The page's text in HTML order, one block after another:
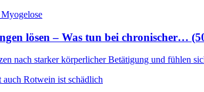
lösen – Was tun bei chronischer…
nach starker körperlicher Betätigung und fühlen